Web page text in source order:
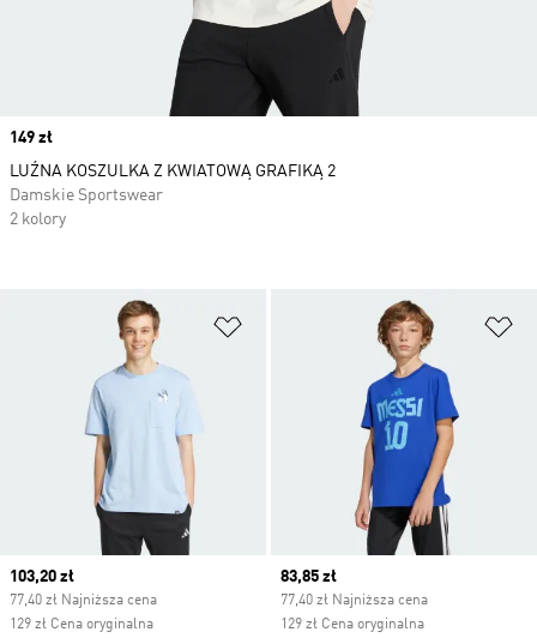
Dodaj do listy życzeń
Current price
103,20 zł
77,40 zł Najniższa cena
129 zł Cena oryginalna
Current price
83,85 zł
77,40 zł Najniższa cena
129 zł Cena oryginalna
Price
149 zł
LUŹNA KOSZULKA Z KWIATOWĄ GRAFIKĄ 2
Damskie Sportswear
2 kolory